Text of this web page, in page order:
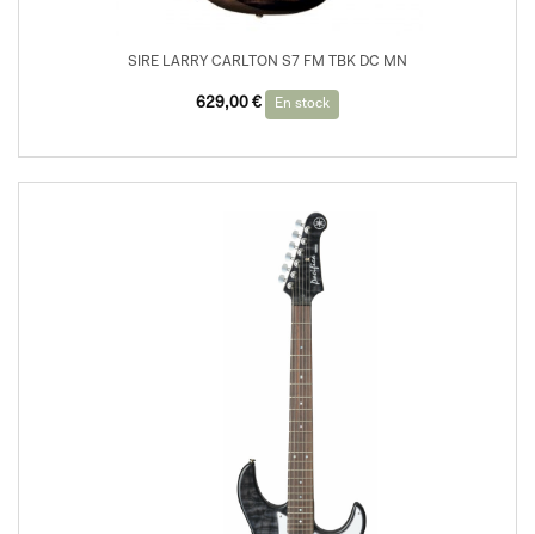
SIRE LARRY CARLTON S7 FM TBK DC MN
629,00 € En stock